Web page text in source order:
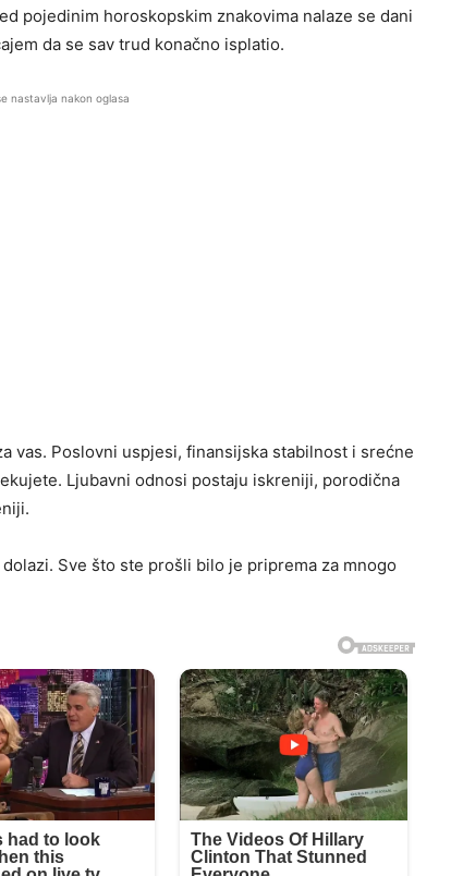
pojedinim horoskopskim znakovima nalaze se dani
da se sav trud konačno isplatio.
nastavlja nakon oglasa
vas. Poslovni uspjesi, finansijska stabilnost i srećne
Ljubavni odnosi postaju iskreniji, porodična
Sve što ste prošli bilo je priprema za mnogo